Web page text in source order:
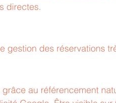
directes.
gestion des réservations
au référencement